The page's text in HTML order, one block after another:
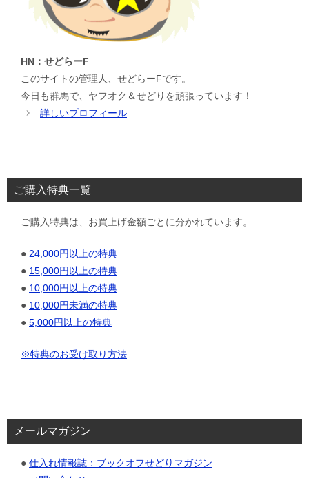
HN：せどらーF
このサイトの管理人、せどらーFです。
今日も群馬で、ヤフオク＆せどりを頑張っています！
⇒ 詳しいプロフィール
ご購入特典一覧
ご購入特典は、お買上げ金額ごとに分かれています。
● 24,000円以上の特典
● 15,000円以上の特典
● 10,000円以上の特典
● 10,000円未満の特典
● 5,000円以上の特典
※特典のお受け取り方法
メールマガジン
● 仕入れ情報誌：ブックオフせどりマガジン